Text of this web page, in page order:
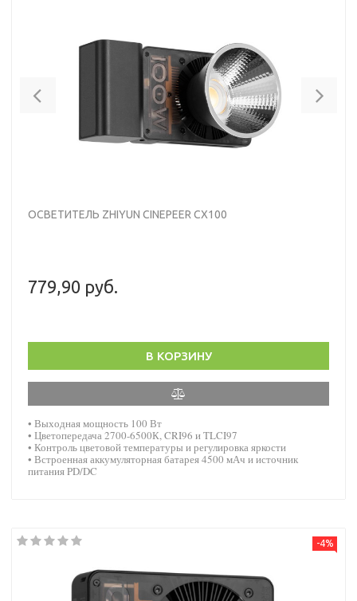
ОСВЕТИТЕЛЬ ZHIYUN CINEPEER CX100
779,90 руб.
В КОРЗИНУ
• Выходная мощность 100 Вт
• Цветопередача 2700-6500К, CRI96 и TLCI97
• Контроль цветовой температуры и регулировка яркости
• Встроенная аккумуляторная батарея 4500 мАч и источник
питания PD/DC
-4%